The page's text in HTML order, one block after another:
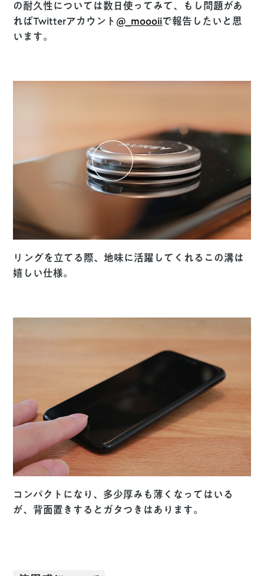
の耐久性については数日使ってみて、もし問題があ
ればTwitterアカウント @_moooiiで報告したいと思
います。
リングを立てる際、地味に活躍してくれるこの溝は
嬉しい仕様。
コンパクトになり、多少厚みも薄くなってはいる
が、背面置きするとガタつきはあります。